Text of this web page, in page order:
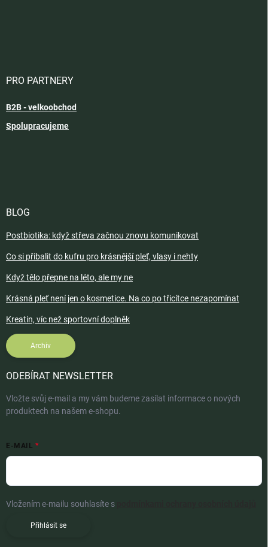
PRO PARTNERY
B2B - velkoobchod
Spolupracujeme
BLOG
Postbiotika: když střeva začnou znovu komunikovat
Co si přibalit do kufru pro krásnější pleť, vlasy i nehty
Když tělo přepne na léto, ale my ne
Krásná pleť není jen o kosmetice. Na co po třicítce nezapomínat
Kreatin, víc než sportovní doplněk
Archiv
ODEBÍRAT NEWSLETTER
Vložte svůj e-mail a my vám budeme zasílat informace o nových
produktech na našem e-shopu.
E-MAIL
Vložením e-mailu souhlasíte s
Přihlásit se